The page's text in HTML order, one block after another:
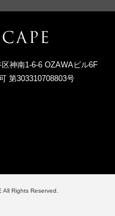
神南1-6-6 OZAWAビル6F
第303310708803号
Rights Reserved.